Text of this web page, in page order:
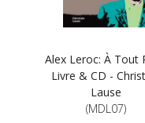
Alex Leroc: À Tout
Livre & CD -
Lause
(MDL07)